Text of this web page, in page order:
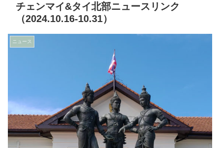
チェンマイ&タイ北部ニュースリンク
（2024.10.16-10.31）
ニュース